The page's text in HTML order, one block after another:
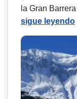
la Gran
sigue leyendo